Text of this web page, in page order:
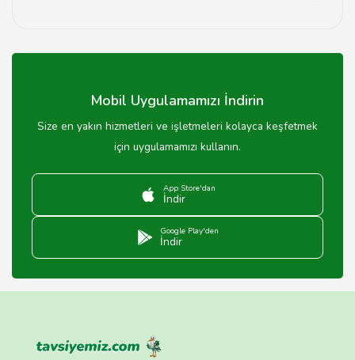
göstermektedir. Detaylı bilgi için bizimle iletişime
Mobil Uygulamamızı İndirin
Size en yakın hizmetleri ve işletmeleri kolayca keşfetmek
için uygulamamızı kullanın.
App Store'dan
İndir
Google Play'den
İndir